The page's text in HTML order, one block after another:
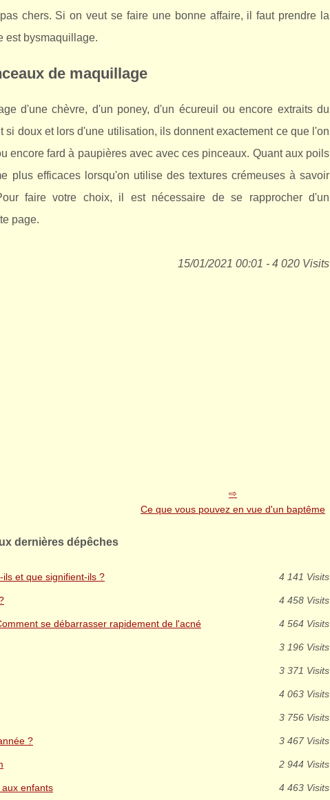
chers. Si on veut se faire une bonne affaire, il faut prendre la
est bysmaquillage.
de maquillage
d'une chèvre, d'un poney, d'un écureuil ou encore extraits du
doux et lors d'une utilisation, ils donnent exactement ce que l'on
encore fard à paupières avec avec ces pinceaux. Quant aux poils
plus efficaces lorsqu'on utilise des textures crémeuses à savoir
faire votre choix, il est nécessaire de se rapprocher d'un
page.
15/01/2021 00:01 - 4 020 Visits
Ce que vous pouvez en vue d'un baptême
dernières dépêches
ils et que signifient-ils ? 4 141 Visits
4 458 Visits
se débarrasser rapidement de l'acné 4 564 Visits
3 196 Visits
3 371 Visits
4 063 Visits
3 756 Visits
? 3 467 Visits
2 944 Visits
aux enfants 4 463 Visits